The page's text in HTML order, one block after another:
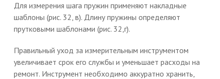
Для измерения шага пружин применяют накладные
шаблоны (рис. 32, в). Длину пружины определяют
прутковыми шаблонами (рис. 32,г).
Правильный уход за измерительным инструментом
увеличивает срок его службы и уменьшает расходы на
ремонт. Инструмент необходимо аккуратно хранить,